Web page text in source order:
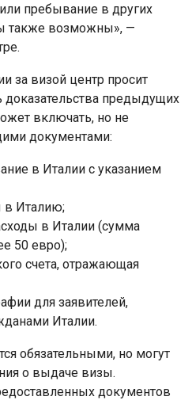
или пребывание в других
также возможны», —
за визой центр просит
доказательства предыдущих
включать, но не
документами:
в Италии с указанием
в Италию;
в Италии (сумма
50 евро);
счета, отражающая
для заявителей,
Италии.
обязательными, но могут
о выдаче визы.
документов